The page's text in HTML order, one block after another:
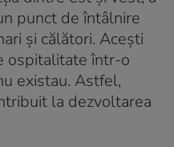
punct de întâlnire
și călători. Acești
ospitalitate într-o
existau. Astfel,
la dezvoltarea